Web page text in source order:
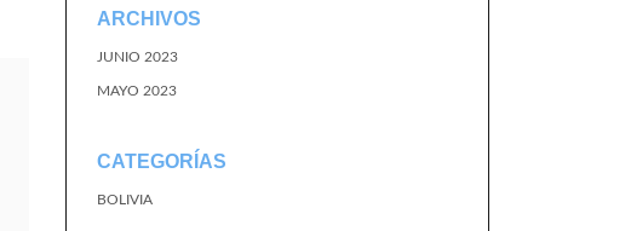
ARCHIVOS
JUNIO 2023
MAYO 2023
CATEGORÍAS
BOLIVIA